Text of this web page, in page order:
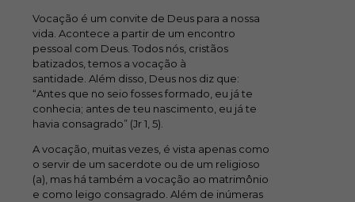
Vocação é um convite de Deus para a nossa
vida. Acontece a partir de um encontro
pessoal com Deus. Todos nós, cristãos
batizados, temos a vocação à
santidade. Além disso, Deus nos diz que:
“Antes que no seio fosses formado, eu já te
conhecia; antes de teu nascimento, eu já te
havia consagrado” (Jr 1, 5).
A vocação, muitas vezes, é vista apenas como
o servir de um sacerdote ou de um religioso
(a), mas há também a vocação ao matrimônio
e como leigo consagrado. Além de inúmeras